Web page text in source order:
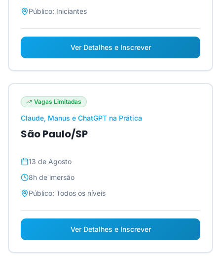
Público: Iniciantes
Ver Detalhes e Inscrever
Vagas Limitadas
Claude, Manus e ChatGPT na Prática
São Paulo/SP
13 de Agosto
8h de imersão
Público: Todos os níveis
Ver Detalhes e Inscrever